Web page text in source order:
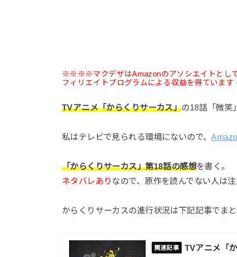
※※※※マクデザはAmazonのアソシエイトとして
フィリエイトプログラムによる収益を得てい
TVアニメ「からくりサーカス」の18話「微笑
私はテレビで見られる環境にないので、
「からくりサーカス」第18話の感想を書く。
ネタバレあり なので、原作を読んでない人は注
からくりサーカスの進行状況は下記記事でまと
TVアニメ「